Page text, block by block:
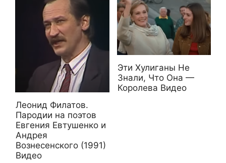
Леонид Филатов.
Пародии на поэтов
Евгения Евтушенко и
Андрея
Вознесенского (1991)
Видео
Эти Хулиганы Не
Знали, Что Она —
Королева Видео